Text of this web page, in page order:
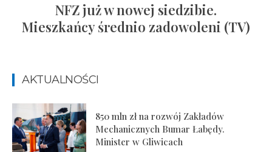
NFZ już w nowej siedzibie.
Mieszkańcy średnio zadowoleni (TV)
AKTUALNOŚCI
850 mln zł na rozwój Zakładów
Mechanicznych Bumar Łabędy.
Minister w Gliwicach